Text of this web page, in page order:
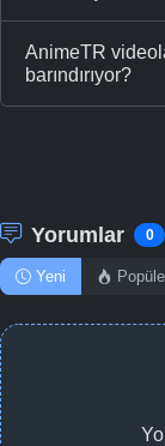
AnimeTR
barındırıyor?
Yorumlar 0
Yeni